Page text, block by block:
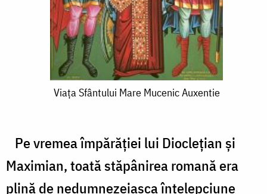
Mucenic
Auxentie
Viaţa Sfântului Mare Mucenic Auxentie
Pe vremea împărăţiei lui Diocleţian şi
Maximian, toată stăpânirea romană era
plină de nedumnezeiasca înţelepciune